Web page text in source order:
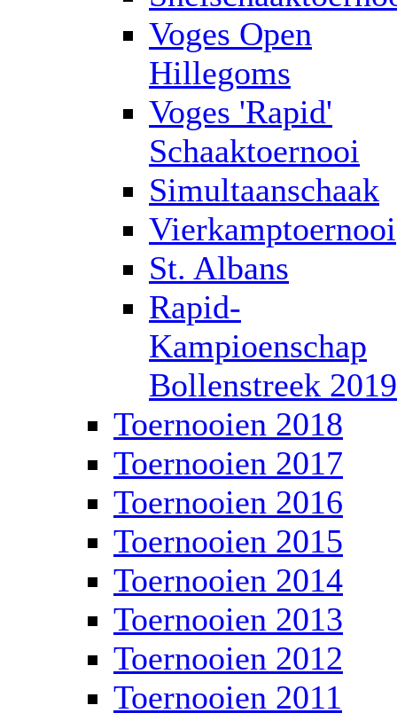
Voges Open
Hillegoms
Voges 'Rapid'
Schaaktoernooi
Simultaanschaak
Vierkamptoernooi
St. Albans
Rapid-
Kampioenschap
Bollenstreek 2019
Toernooien 2018
Toernooien 2017
Toernooien 2016
Toernooien 2015
Toernooien 2014
Toernooien 2013
Toernooien 2012
Toernooien 2011